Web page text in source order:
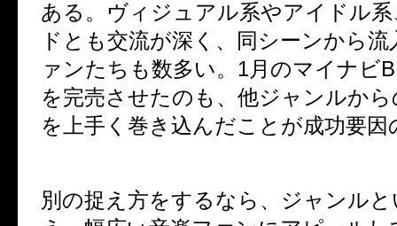
ある。ヴィジュアル系やアイドル
ドとも交流が深く、同シーンから
ァンたちも数多い。1月のマイナビ
を完売させたのも、他ジャンルか
を上手く巻き込んだことが成功要因
別の捉え方をするなら、ジャンル